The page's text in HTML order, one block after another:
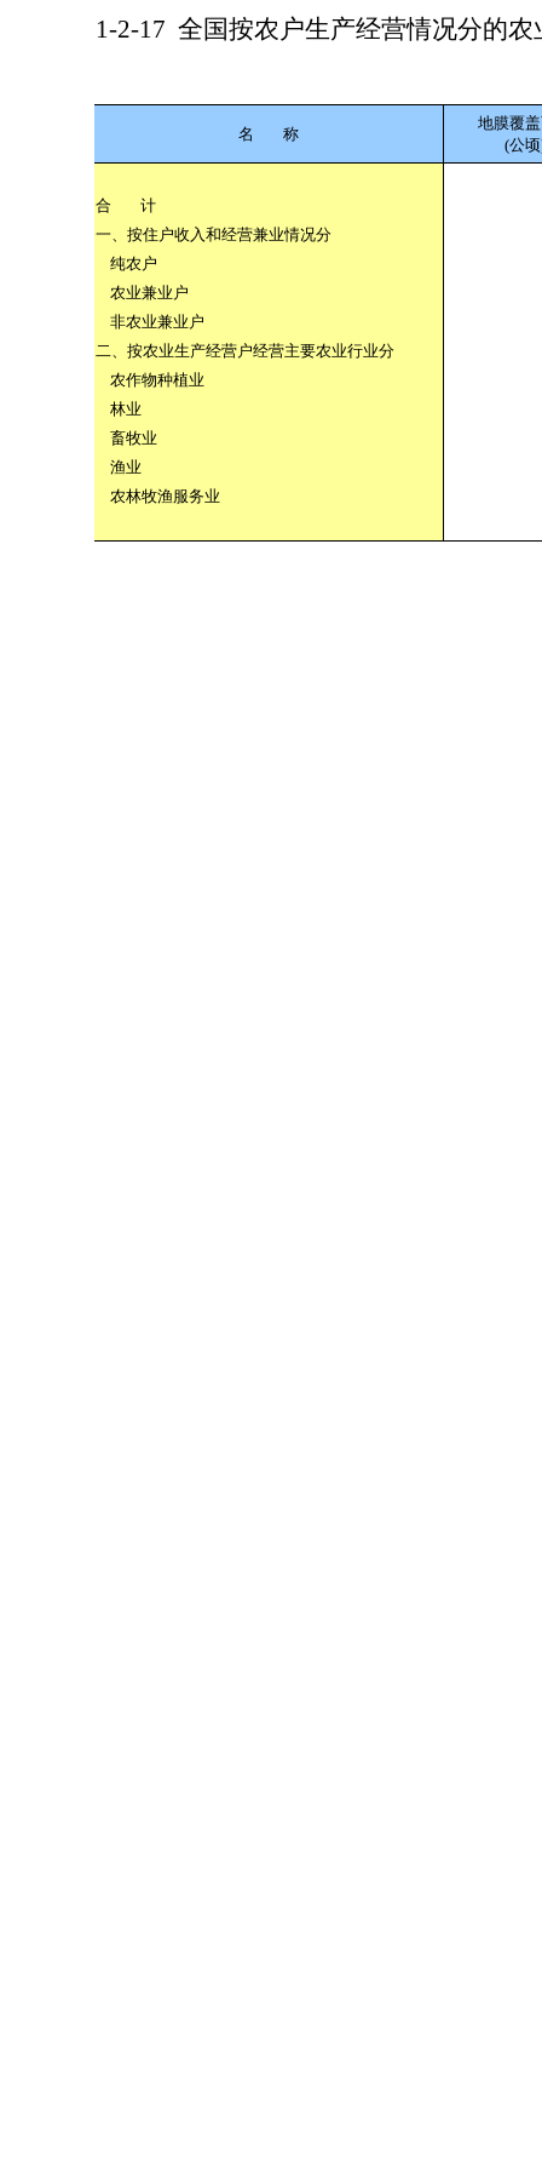
1-2-17 全国按农户生产经营情况分的
名 称
地膜覆
(公
合
计
一、按住户收入和经营兼业情况分
纯农户
农业兼业户
非农业兼业户
二、按农业生产经营户经营主要农业行业分
农作物种植业
林业
畜牧业
渔业
农林牧渔服务业